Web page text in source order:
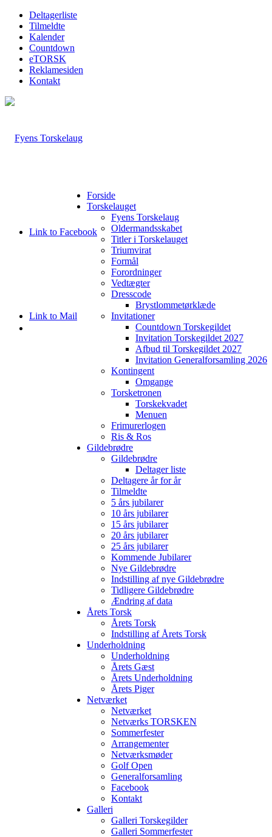
Deltagerliste
Tilmeldte
Kalender
Countdown
eTORSK
Reklamesiden
Kontakt
Link to Facebook
Link to Mail
Forside
Torskelauget
Fyens Torskelaug
Oldermandsskabet
Titler i Torskelauget
Triumvirat
Formål
Forordninger
Vedtægter
Dresscode
Brystlommetørklæde
Invitationer
Countdown Torskegildet
Invitation Torskegildet 2027
Afbud til Torskegildet 2027
Invitation Generalforsamling 2026
Kontingent
Omgange
Torsketronen
Torskekvadet
Menuen
Frimurerlogen
Ris & Ros
Gildebrødre
Gildebrødre
Deltager liste
Deltagere år for år
Tilmeldte
5 års jubilarer
10 års jubilarer
15 års jubilarer
20 års jubilarer
25 års jubilarer
Kommende Jubilarer
Nye Gildebrødre
Indstilling af nye Gildebrødre
Tidligere Gildebrødre
Ændring af data
Årets Torsk
Årets Torsk
Indstilling af Årets Torsk
Underholdning
Underholdning
Årets Gæst
Årets Underholdning
Årets Piger
Netværket
Netværket
Netværks TORSKEN
Sommerfester
Arrangementer
Netværksmøder
Golf Open
Generalforsamling
Facebook
Kontakt
Galleri
Galleri Torskegilder
Galleri Sommerfester